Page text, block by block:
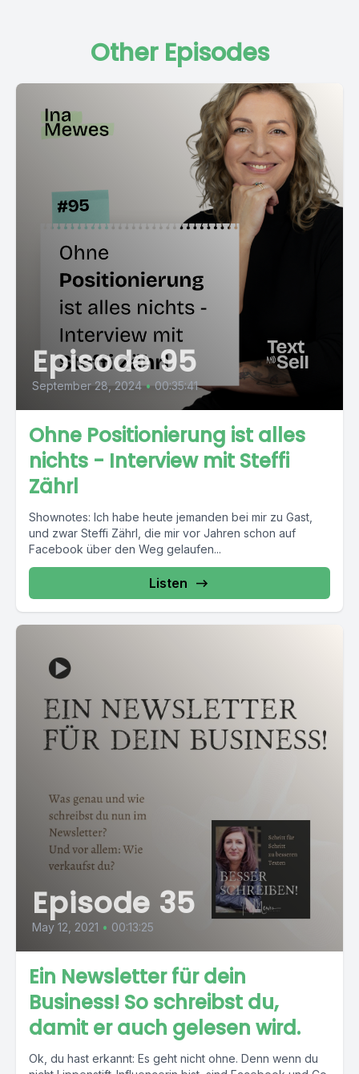
Other Episodes
Episode 95
September 28, 2024 • 00:35:41
Ohne Positionierung ist alles
nichts - Interview mit Steffi
Zährl
Shownotes: Ich habe heute jemanden bei mir zu Gast,
und zwar Steffi Zährl, die mir vor Jahren schon auf
Facebook über den Weg gelaufen...
Listen
Episode 35
May 12, 2021 • 00:13:25
Ein Newsletter für dein
Business! So schreibst du,
damit er auch gelesen wird.
Ok, du hast erkannt: Es geht nicht ohne. Denn wenn du